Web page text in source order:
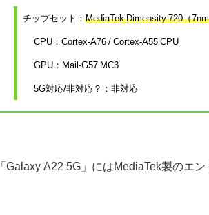
チップセット： MediaTek Dimensity 720（
CPU：Cortex-A76 / Cortex-A55 CPU
GPU：Mail-G57 MC3
5G対応/非対応？：非対応
「Galaxy A22 5G」にはMediaTek製のエ